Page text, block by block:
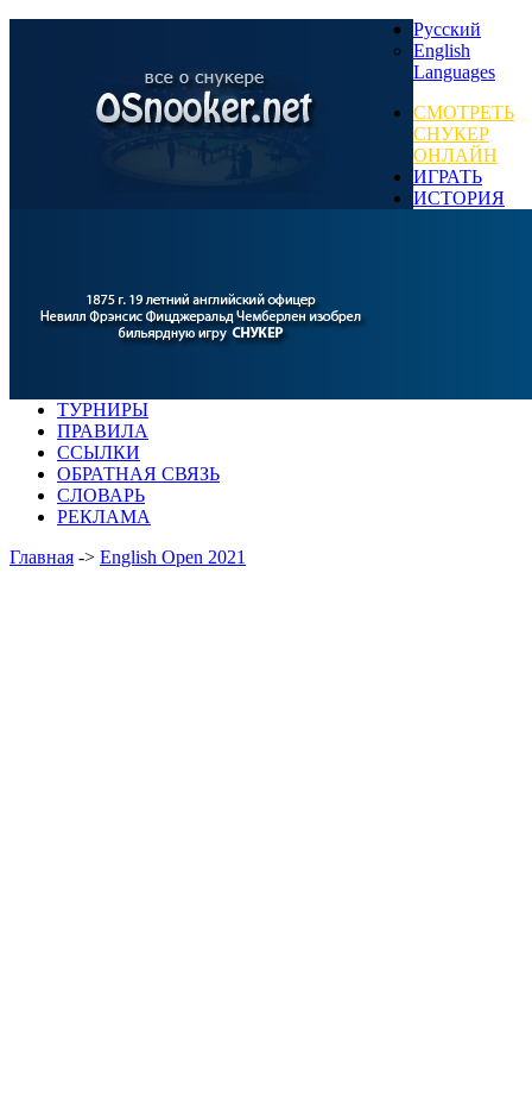
Русский
English
Languages
СМОТРЕТЬ
СНУКЕР
ОНЛАЙН
ИГРАТЬ
ИСТОРИЯ
ТУРНИРЫ
ПРАВИЛА
ССЫЛКИ
ОБРАТНАЯ СВЯЗЬ
СЛОВАРЬ
РЕКЛАМА
Главная -> English Open 2021